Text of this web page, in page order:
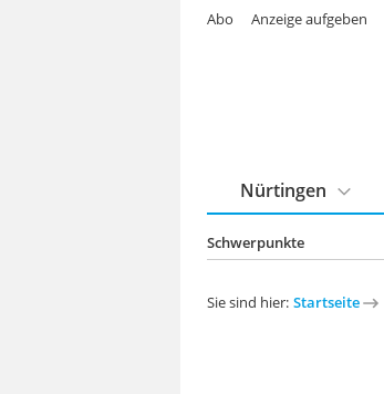
Schwerpunkte
Nürtingen
Abo Anzeige aufgeben
Sie sind hier: Startseite